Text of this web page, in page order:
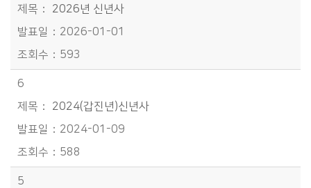
2026년 신년사
2026-01-01
593
6
2024(갑진년)신년사
2024-01-09
588
5